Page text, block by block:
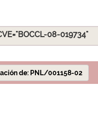
08-019734"
de: PNL/001158-02